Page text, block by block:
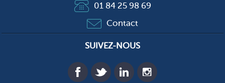
01 84 25 98 69
Contact
SUIVEZ-NOUS